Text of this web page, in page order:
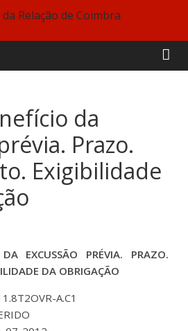
da
Prazo.
Exigibilidade
EXCUSSÃO PRÉVIA. PRAZO.
DA OBRIGAÇÃO
A.C1